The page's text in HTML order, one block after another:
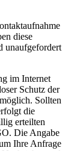
diese
unaufgefordert
im Internet
Schutz der
Sollten
die
erteilten
Die Angabe
Ihre Anfrage